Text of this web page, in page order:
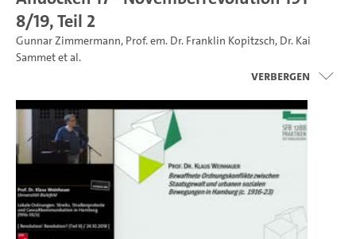
8/19, Teil 2
Gunnar Zimmermann, Prof. em. Dr. Franklin Kopitzsch, Dr. Kai
Sammetet al.
Verbergen